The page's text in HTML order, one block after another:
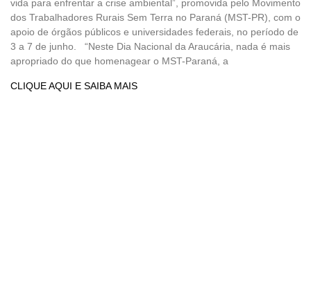
vida para enfrentar a crise ambiental”, promovida pelo Movimento
dos Trabalhadores Rurais Sem Terra no Paraná (MST-PR), com o
apoio de órgãos públicos e universidades federais, no período de
3 a 7 de junho. “Neste Dia Nacional da Araucária, nada é mais
apropriado do que homenagear o MST-Paraná, a
CLIQUE AQUI E SAIBA MAIS